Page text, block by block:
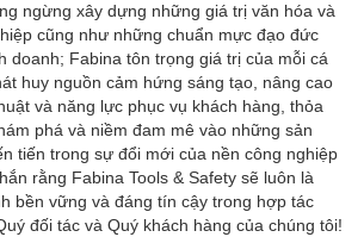
ngừng xây dựng những giá trị văn hóa và
cũng như những chuẩn mực đạo đức
doanh; Fabina tôn trọng giá trị của mỗi cá
huy nguồn cảm hứng sáng tạo, nâng cao
và năng lực phục vụ khách hàng, thỏa
phá và niềm đam mê vào những sản
tiến trong sự đổi mới của nền công nghiệp
rằng Fabina Tools & Safety sẽ luôn là
bền vững và đáng tín cậy trong hợp tác
đối tác và Quý khách hàng của chúng tôi!